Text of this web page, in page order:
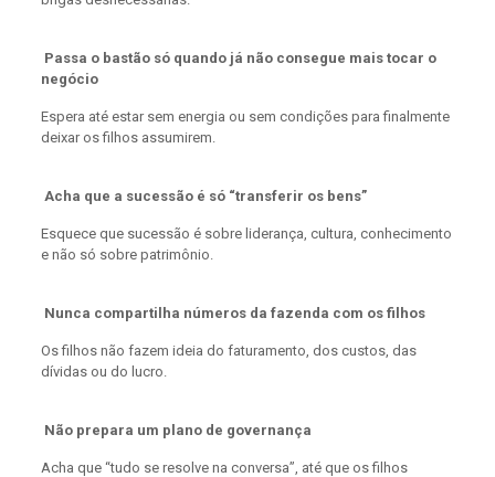
Passa o bastão só quando já não consegue mais tocar o
negócio
Espera até estar sem energia ou sem condições para finalmente
deixar os filhos assumirem.
Acha que a sucessão é só “transferir os bens”
Esquece que sucessão é sobre liderança, cultura, conhecimento
e não só sobre patrimônio.
Nunca compartilha números da fazenda com os filhos
Os filhos não fazem ideia do faturamento, dos custos, das
dívidas ou do lucro.
Não prepara um plano de governança
Acha que “tudo se resolve na conversa”, até que os filhos